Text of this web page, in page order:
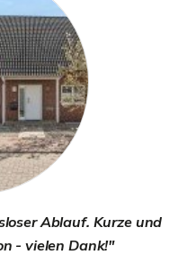
Ablauf. Kurze und
- vielen Dank!"